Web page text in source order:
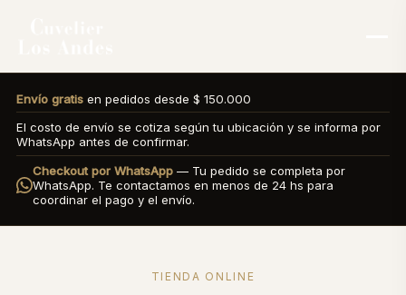
Envío gratisen pedidos desde $ 150.000
El costo de envío se cotiza según tu ubicación y se informa por
WhatsApp antes de confirmar.
Checkout por WhatsApp— Tu pedido se completa por
WhatsApp. Te contactamos en menos de 24 hs para
coordinar el pago y el envío.
TIENDA ONLINE